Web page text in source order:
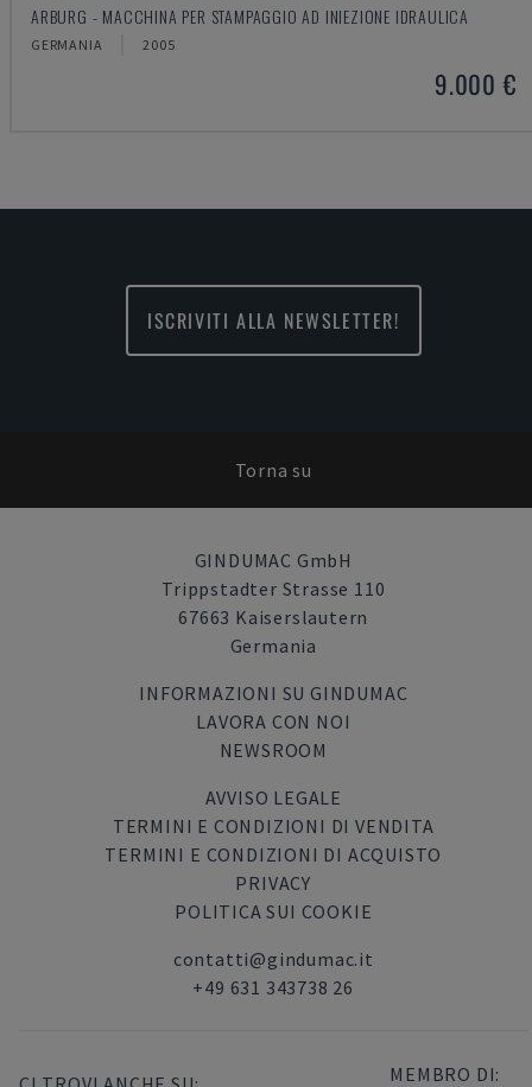
ARBURG - MACCHINA PER STAMPAGGIO AD INIEZIONE IDRAULICA
GERMANIA 2005
9.000 €
ISCRIVITI ALLA NEWSLETTER!
Torna su
GINDUMAC GmbH
Trippstadter Strasse 110
67663 Kaiserslautern
Germania
INFORMAZIONI SU GINDUMAC
LAVORA CON NOI
NEWSROOM
AVVISO LEGALE
TERMINI E CONDIZIONI DI VENDITA
TERMINI E CONDIZIONI DI ACQUISTO
PRIVACY
POLITICA SUI COOKIE
contatti@gindumac.it
+49 631 343738 26
MEMBRO DI: